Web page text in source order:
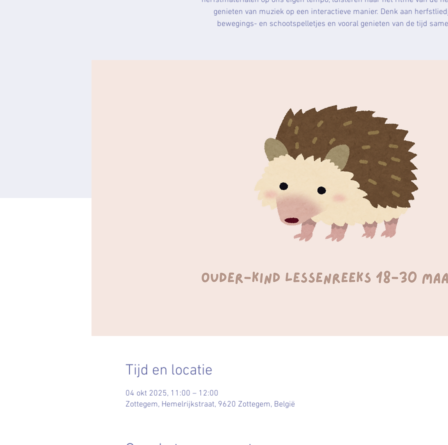
genieten van muziek op een interactieve manier. Denk aan
bewegings- en schootspelletjes en vooral genieten van de tijd
Tijd en locatie
04 okt 2025, 11:00 – 12:00
Zottegem, Hemelrijkstraat, 9620 Zottegem, België